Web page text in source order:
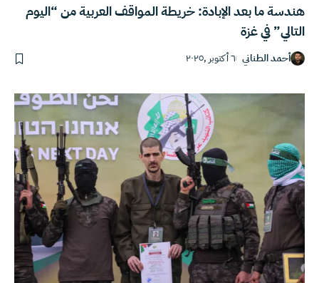
هندسة ما بعد الإبادة: خريطة المواقف العربية من “اليوم
التالي” في غزة
أحمد الطناني ٦ أكتوبر ,٢٠٢٥